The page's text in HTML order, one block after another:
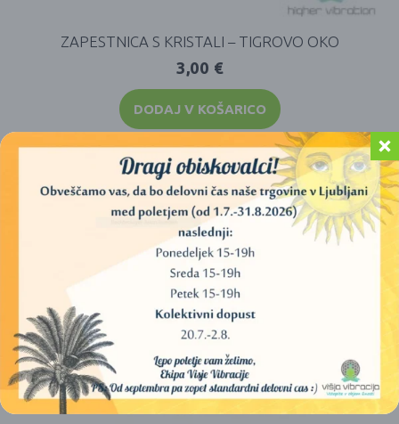
ZAPESTNICA S KRISTALI – TIGROVO OKO
3,00 €
DODAJ V KOŠARICO